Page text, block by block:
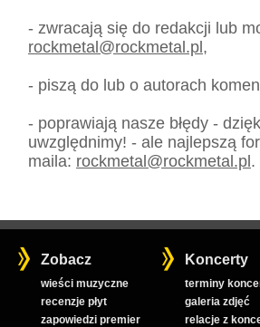
- zwracają się do redakcji lub
rockmetal@rockmetal.pl,
- piszą do lub o autorach
- poprawiają nasze błędy -
uwzględnimy! - ale najlepszą
maila: rockmetal@rockmetal.pl.
Zobacz
wieści muzyczne
recenzje płyt
zapowiedzi premier
Koncerty
terminy
galeria zdjęć
relacje z